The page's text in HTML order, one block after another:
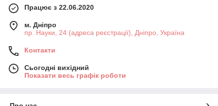
Працює з 22.06.2020
м. Дніпро
пр. Науки, 24 (адреса реєстрації), Дніпро, Україна
Контакти
Сьогодні вихідний
Показати весь графік роботи